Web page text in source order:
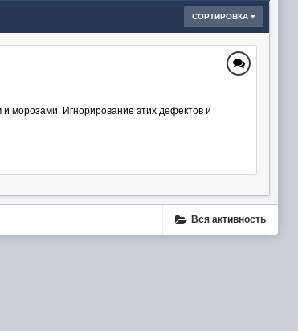
СОРТИРОВКА
морозами. Игнорирование этих дефектов и
Вся активность